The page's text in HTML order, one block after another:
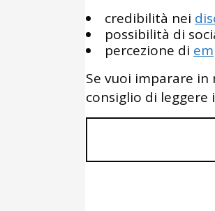
credibilità nei
possibilità di
percezione di
Se vuoi imparare
consiglio di